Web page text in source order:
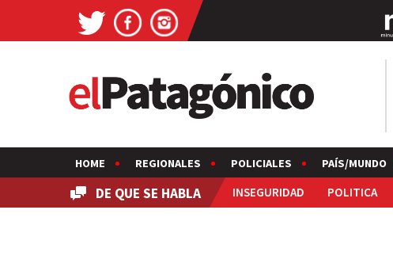
HOME REGIONALES POLICIALES PAÍS/MUNDO
DE QUE SE HABLA INSEGURIDAD POLITICA